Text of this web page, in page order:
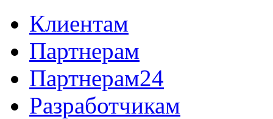
Клиентам
Партнерам
Партнерам24
Разработчикам